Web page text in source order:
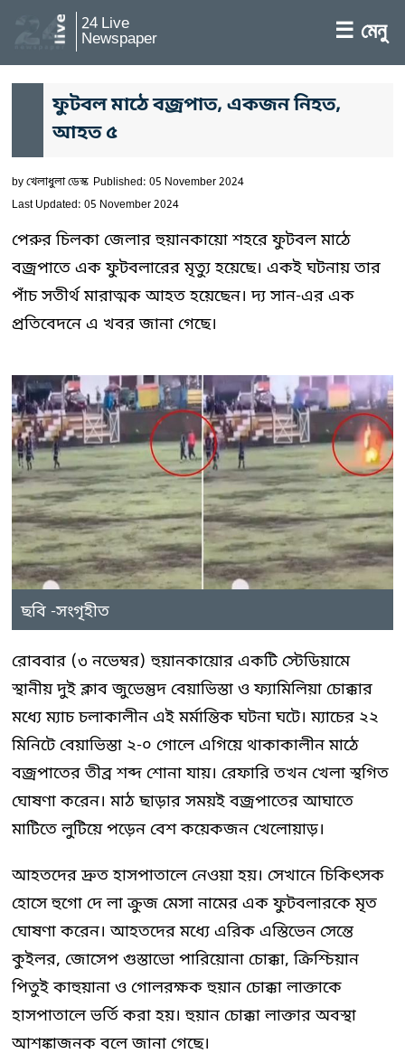
24 Live
Newspaper ☰ মেনু
ফুটবল মাঠে বজ্রপাত, একজন নিহত,
আহত ৫
byখেলাধুলা ডেস্ক Published: 05 November 2024
Last Updated: 05 November 2024
পেরুর চিলকা জেলার হুয়ানকায়ো শহরে ফুটবল মাঠে
বজ্রপাতে এক ফুটবলারের মৃত্যু হয়েছে। একই ঘটনায় তার
পাঁচ সতীর্থ মারাত্মক আহত হয়েছেন। দ্য সান-এর এক
প্রতিবেদনে এ খবর জানা গেছে।
ছবি -সংগৃহীত
রোববার (৩ নভেম্বর) হুয়ানকায়োর একটি স্টেডিয়ামে
স্থানীয় দুই ক্লাব জুভেন্তুদ বেয়াভিস্তা ও ফ্যামিলিয়া চোক্কার
মধ্যে ম্যাচ চলাকালীন এই মর্মান্তিক ঘটনা ঘটে। ম্যাচের ২২
মিনিটে বেয়াভিস্তা ২-০ গোলে এগিয়ে থাকাকালীন মাঠে
বজ্রপাতের তীব্র শব্দ শোনা যায়। রেফারি তখন খেলা স্থগিত
ঘোষণা করেন। মাঠ ছাড়ার সময়ই বজ্রপাতের আঘাতে
মাটিতে লুটিয়ে পড়েন বেশ কয়েকজন খেলোয়াড়।
আহতদের দ্রুত হাসপাতালে নেওয়া হয়। সেখানে চিকিৎসক
হোসে হুগো দে লা ক্রুজ মেসা নামের এক ফুটবলারকে মৃত
ঘোষণা করেন। আহতদের মধ্যে এরিক এস্তিভেন সেন্তে
কুইলর, জোসেপ গুস্তাভো পারিয়োনা চোক্কা, ক্রিশ্চিয়ান
পিতুই কাহুয়ানা ও গোলরক্ষক হুয়ান চোক্কা লাক্তাকে
হাসপাতালে ভর্তি করা হয়। হুয়ান চোক্কা লাক্তার অবস্থা
আশঙ্কাজনক বলে জানা গেছে।